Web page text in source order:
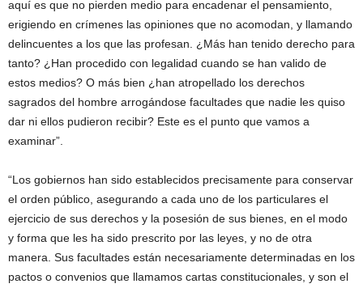
aquí es que no pierden medio para encadenar el pensamiento,
erigiendo en crímenes las opiniones que no acomodan, y llamando
delincuentes a los que las profesan. ¿Más han tenido derecho para
tanto? ¿Han procedido con legalidad cuando se han valido de
estos medios? O más bien ¿han atropellado los derechos
sagrados del hombre arrogándose facultades que nadie les quiso
dar ni ellos pudieron recibir? Este es el punto que vamos a
examinar”.
“Los gobiernos han sido establecidos precisamente para conservar
el orden público, asegurando a cada uno de los particulares el
ejercicio de sus derechos y la posesión de sus bienes, en el modo
y forma que les ha sido prescrito por las leyes, y no de otra
manera. Sus facultades están necesariamente determinadas en los
pactos o convenios que llamamos cartas constitucionales, y son el